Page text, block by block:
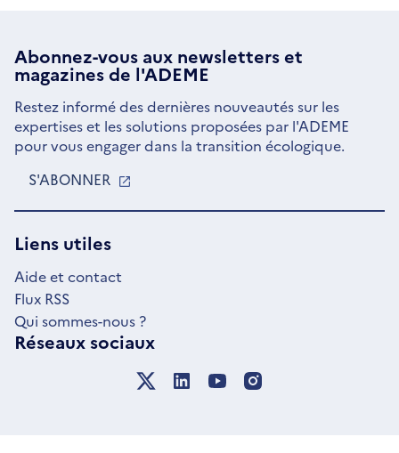
Abonnez-vous aux newsletterset
magazines de l'ADEME
Restez informé des dernières nouveautés sur les
expertises et les solutions proposées par l'ADEME
pour vous engager dans la transition écologique.
S'ABONNER
UNE
Liens utiles
Aide et contact
Flux RSS
Qui sommes-nous ?
Réseaux sociaux